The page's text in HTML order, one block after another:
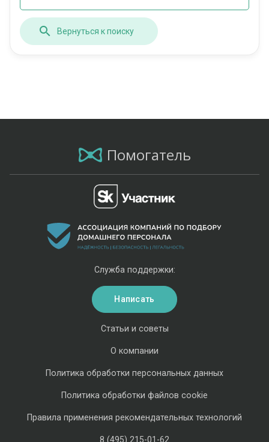
Вернуться к поиску
Помогатель
Статьи и советы
О компании
Политика обработки персональных данных
Политика обработки файлов cookie
Правила применения рекомендательных технологий
8 (495) 215-01-62
Служба поддержки:
Написать